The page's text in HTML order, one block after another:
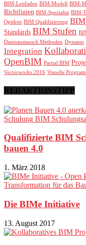
BIM-Leitfaden BIM-Modell BIM-
Richtlinien BIM-Spezialist BIM-
Optiken BIM Qualifizierung
Standards BIM Stufen
Datenaustausch Methoden Dynamo
Integration
OpenBIM Partial BIM
Vectorworks 2016 Visuelle
REDAKTIONSTIPP
Qualifizierte BIM
bauen 4.0
1. März 2018
Die BIMe Initiative
13. August 2017